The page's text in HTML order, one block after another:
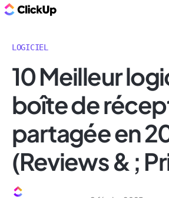
LOGICIEL
10 Meilleur
boîte de
partagée en
(Reviews & ;